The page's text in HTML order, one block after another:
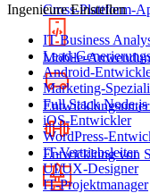
Cross-Plattform-
Mobile-
Entwicklung von
Ingenieure Einstellen
IT Business
Lead-
Android-
Marketing-
Full Stack
iOS-Entwickler
WordPress-
IT-Vertriebsleiter
UI/UX-Designer
IT-Projektmanager